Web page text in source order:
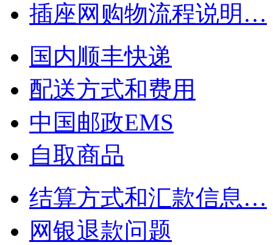
插座网购物流程说明…
国内顺丰快递
配送方式和费用
中国邮政EMS
自取商品
结算方式和汇款信息…
网银退款问题